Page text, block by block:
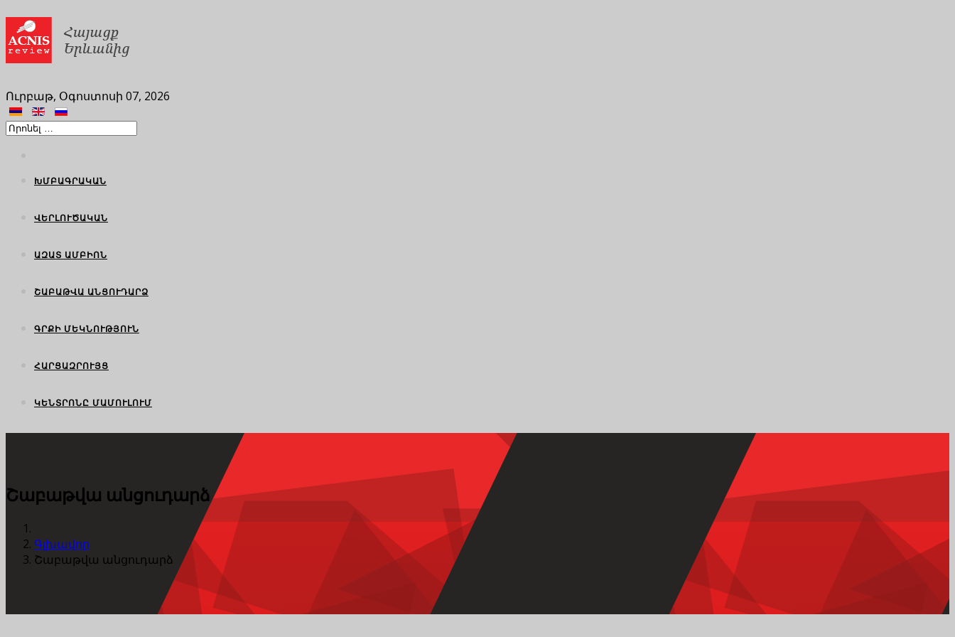
Ուրբաթ, Օգոստոսի 07, 2026
ԽՄԲԱԳՐԱԿԱՆ
ՎԵՐԼՈՒԾԱԿԱՆ
ԱԶԱՏ ԱՄԲԻՈՆ
ՇԱԲԱԹՎԱ ԱՆՑՈՒԴԱՐՁ
ԳՐՔԻ ՄԵԿՆՈՒԹՅՈՒՆ
ՀԱՐՑԱԶՐՈՒՅՑ
ԿԵՆՏՐՈՆԸ ՄԱՄՈՒԼՈՒՄ
Շաբաթվա անցուդարձ
Գլխավոր
Շաբաթվա անցուդարձ